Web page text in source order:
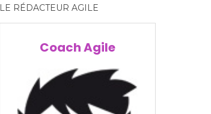
LE RÉDACTEUR AGILE
Coach Agile